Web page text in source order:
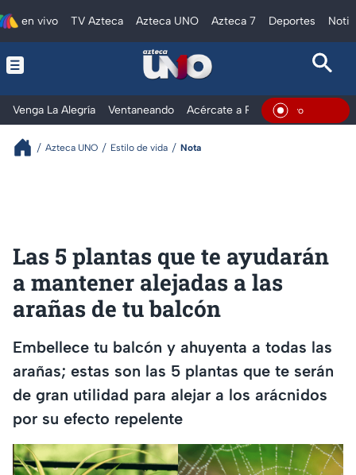
en vivo TV Azteca Azteca UNO Azteca 7 Deportes
Venga La Alegría Ventaneando Acércate a Rocío Al ExtremoEn Vivo
Azteca UNO Estilo de vida Nota
Las 5 plantas que te ayudarán
a mantener alejadas a las
arañas de tu balcón
Embellece tu balcón y ahuyenta a todas las
arañas; estas son las 5 plantas que te serán
de gran utilidad para alejar a los arácnidos
por su efecto repelente